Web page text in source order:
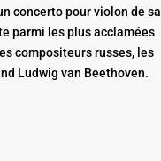
concerto pour violon de sa
parmi les plus acclamées
compositeurs russes, les
Ludwig van Beethoven.